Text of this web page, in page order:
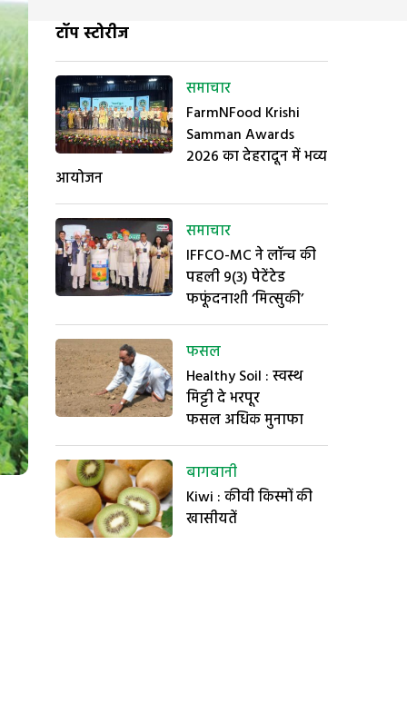
टॉप स्टोरीज
समाचार
FarmNFood Krishi
Samman Awards
2026 का देहरादून में भव्य
आयोजन
समाचार
IFFCO-MC ने लॉन्च की
पहली 9(3) पेटेंटेड
फफूंदनाशी ‘मित्सुकी’
फसल
Healthy Soil : स्वस्थ
मिट्टी दे भरपूर
फसल अधिक मुनाफा
बागबानी
Kiwi : कीवी किस्मों की
खासीयतें